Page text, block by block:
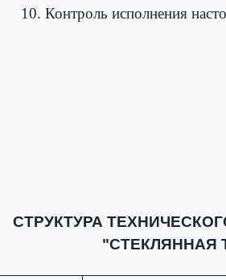
10. Контроль исполнения
СТРУКТУРА
"СТЕКЛЯННАЯ